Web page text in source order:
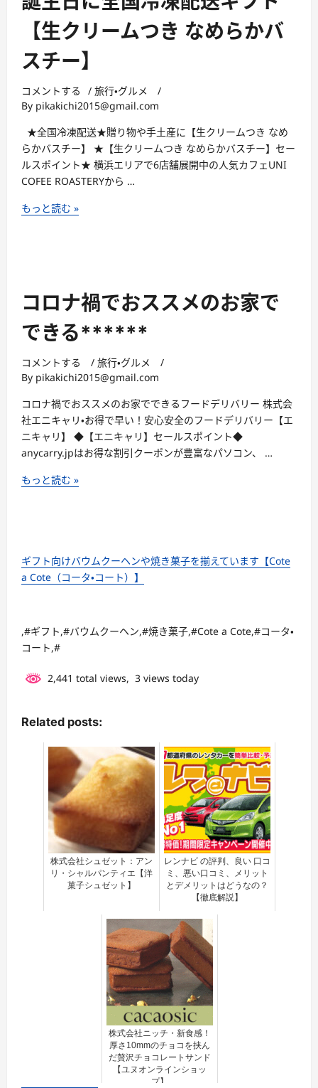
通
ョ
ッ
プ】
チ
ズ】
特
キ
ャ
ペ
ー
ン
み
グ
ン
プ
2018」
総
合
ラ
【元
祖
く
餅
船
橋
屋】
【生クリームつき なめらかバ
スチー】
コメントする / 旅行・グルメ
/
By pikakichi2015@gmail.com
★全国冷凍配送★贈り物や手土産に【生クリームつき なめ
らかバスチー】 ★【生クリームつき なめらかバスチー】セー
ルスポイント★ 横浜エリアで6店舗展開中の人気カフェUNI
COFEE ROASTERYから …
株
Ａ
Ｃ
Ｅ
念
日
や
誕
生
日
全
送
ギ
【生
ク
ー
つ
もっと読む »
コロナ禍でおススメのお家で
できる******
コメントする / 旅行・グルメ
/
By pikakichi2015@gmail.com
コロナ禍でおススメのお家でできるフードデリバリー 株式会
社エニキャリ・お得で早い！安心安全のフードデリバリー【エ
ニキャリ】 ◆【エニキャリ】セールスポイント◆
anycarry.jpはお得な割引クーポンが豊富なパソコン、 …
コ
お
ス
の
お
で
る
******
もっと読む »
ギフト向けバウムクーヘンや焼き菓子を揃えています【Cote
a Cote（コータ・コート）】
,#ギフト,#バウムクーヘン,#焼き菓子,#Cote a Cote,#コータ・
コート,#
2,441 total views, 3 views today
Related posts:
株式会社シュゼット：アン
リ・シャルパンティエ【洋
菓子シュゼット】
レンナビ の評判、良い 口コ
ミ、悪い口コミ、メリット
とデメリットはどうなの？
【徹底解説】
株式会社ニッチ・新食感！
厚さ10mmのチョコを挟ん
だ贅沢チョコレートサンド
【ユヌオンラインショッ
プ】